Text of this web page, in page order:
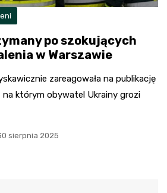
po szokujących
w Warszawie
zareagowała na publikację
na którym obywatel Ukrainy grozi
sierpnia 2025